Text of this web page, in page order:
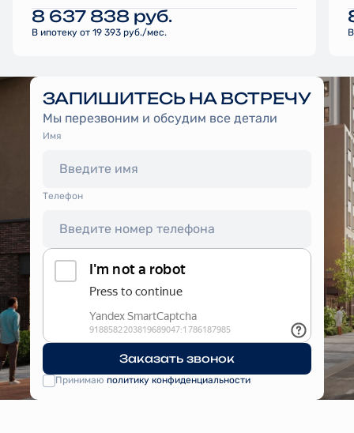
8 637 838 руб.
В ипотеку от 19 393 руб./мес.
ЗАПИШИТЕСЬ НА ВСТРЕЧУ
Мы перезвоним и обсудим все детали
Имя
Tелефон
Заказать звонок
Принимаю политику конфиденциальности